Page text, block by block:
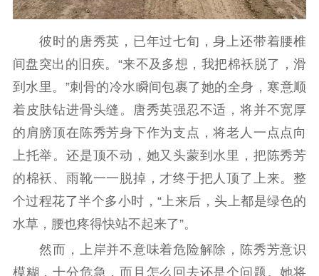
提升资源库
政务服务
登记服务
科研创新
服务管理平台
智库服务
管理平台
文艺创作
服务管理
文化产业
统计分析
数字出版
审读服务
新闻发布工作备
案管理系统
电影
理论宣讲
共建共享平台
政工继续教育学
习平台
彼时的唐秀英，已年过七旬，身上还带着腰椎
间盘突出的旧疾。“来不及多想，我把棉袄脱了，滑
到水里。”刺骨的冷水瞬间包裹了她的全身，寒意顺
着皮肤钻进骨头缝。唐秀英强忍不适，将并不宽厚
的肩膀顶在陈秀芳身下作为支点，将老人一点点向
上托举。还是顶不动，她又头蒙到水里，把陈秀芳
的棉袄、雨靴一一脱掉，才终于把人顶了上来。整
个过程花了半个多小时，“上来后，头上都是绿色的
水草，腰也疼得快站不起来了”。
然而，上岸并不意味着危险解除，陈秀芳意识
模糊，十分危急，而且怎么回去还是个问题。她将